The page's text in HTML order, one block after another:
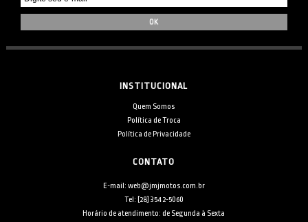
INSTITUCIONAL
Quem Somos
Política de Troca
Política de Privacidade
CONTATO
E-mail: web@jmjmotos.com.br
Tel: [28] 3542-5060
Horário de atendimento: de Segunda à Sexta